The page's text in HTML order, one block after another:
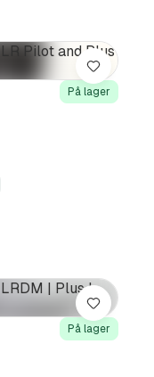
På lager
Lagre
På lager
Lagre